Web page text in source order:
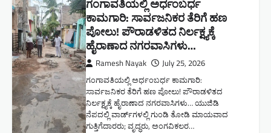
ಗಂಗಾವತಿಯಲ್ಲಿ ಅರ್ಧಂಬರ್ಧ
ಕಾಮಗಾರಿ: ಸಾರ್ವಜನಿಕರ ತೆರಿಗೆ ಹಣ
ಪೋಲು! ಪೌರಾಡಳಿತದ ನಿರ್ಲಕ್ಷ್ಯಕ್ಕೆ
ಹೈರಾಣಾದ ನಗರವಾಸಿಗಳು​…
Ramesh Nayak July 25, 2026
ಗಂಗಾವತಿಯಲ್ಲಿ ಅರ್ಧಂಬರ್ಧ ಕಾಮಗಾರಿ:
ಸಾರ್ವಜನಿಕರ ತೆರಿಗೆ ಹಣ ಪೋಲು! ಪೌರಾಡಳಿತದ
ನಿರ್ಲಕ್ಷ್ಯಕ್ಕೆ ಹೈರಾಣಾದ ನಗರವಾಸಿಗಳು​… ಯುಜಿಡಿ
ನೆಪದಲ್ಲಿ ವಾರ್ಡ್‌ಗಳಲ್ಲಿ ಗುಂಡಿ ತೋಡಿ ಮಾಯವಾದ
ಗುತ್ತಿಗೆದಾರರು; ವೃದ್ಧರು, ಅಂಗವಿಕಲರ…